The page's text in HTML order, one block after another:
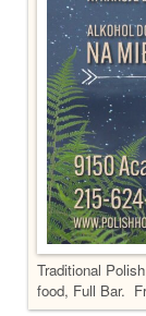
Traditional
food, Full Bar.